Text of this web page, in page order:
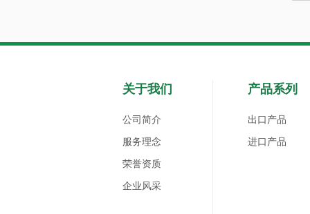
关于我们
公司简介
服务理念
荣誉资质
企业风采
产品系列
出口产品
进口产品